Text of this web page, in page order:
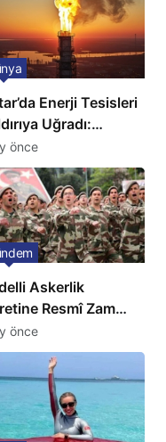
Enerji Tesisleri
Uğradı:
Doğalgaz
Sert Artış
önce
Askerlik
Resmî Zam
önce